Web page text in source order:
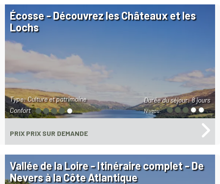
Écosse - Découvrez les Châteaux et les
Lochs
Durée du séjour:8 jours
Niveau:
Type: Culture et patrimoine
Confort
PRIX PRIX SUR DEMANDE
Vallée de la Loire - Itinéraire complet - De
Nevers à la Côte Atlantique